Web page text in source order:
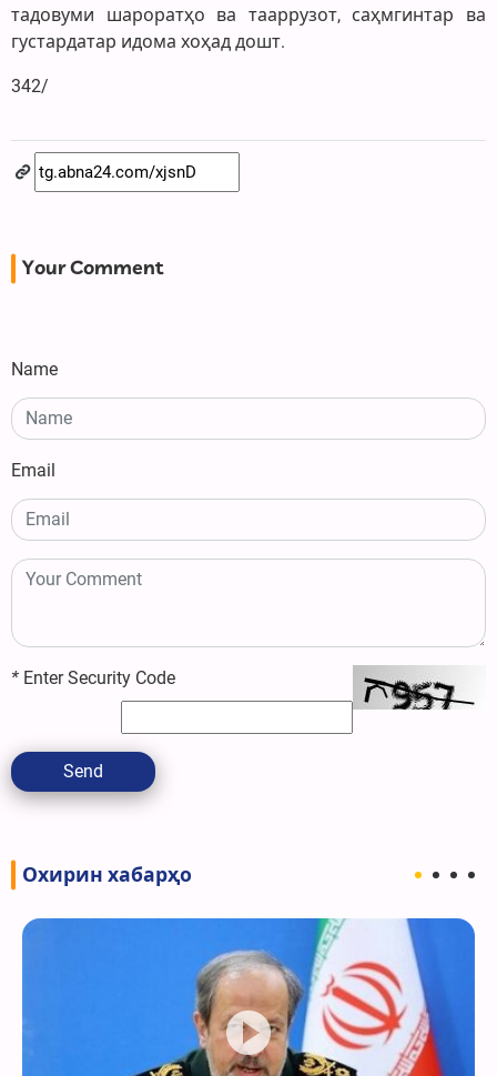
тадовуми шароратҳо ва тааррузот, саҳмгинтар ва
густардатар идома хоҳад дошт.
342/
Your Comment
Name
Email
* Enter Security Code
Send
Охирин хабарҳо